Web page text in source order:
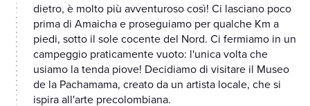
dietro, è molto più avventuroso così! Ci lasciano poco
prima di Amaicha e proseguiamo per qualche Km a
piedi, sotto il sole cocente del Nord. Ci fermiamo in un
campeggio praticamente vuoto: l'unica volta che
usiamo la tenda piove! Decidiamo di visitare il Museo
de la Pachamama, creato da un artista locale, che si
ispira all'arte precolombiana.